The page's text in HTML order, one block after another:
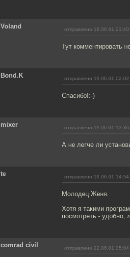
Voland отправлено 18.06.01 21:40
Тут комментировать
Bond.K отправлено 19.06.01 02:02
Спасибо!:-)
mixer отправлено 19.06.01 13:36
А не легче ли
te отправлено 19.06.01 14:54
Молодец Женя.
Хотя я такими
посмотреть - удобно,
comrad civil отправлено 22.06.01 05:04